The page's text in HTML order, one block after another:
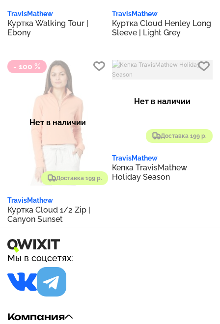
TravisMathew
Куртка Walking Tour |
Ebony
TravisMathew
Куртка Cloud Henley Long
Sleeve | Light Grey
- 100 %
Доставка 199 р.
Нет в наличии
TravisMathew
Куртка Cloud 1/2 Zip |
Canyon Sunset
Доставка 199 р.
Нет в наличии
TravisMathew
Кепка TravisMathew
Holiday Season
Мы в соцсетях:
Компания